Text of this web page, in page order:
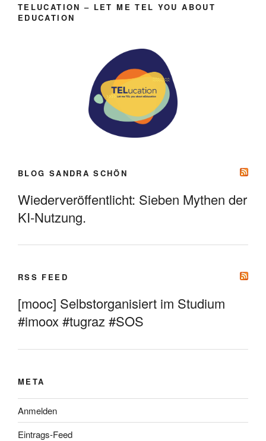
TELUCATION – LET ME TEL YOU ABOUT
EDUCATION
BLOG SANDRA SCHÖN
Wiederveröffentlicht: Sieben Mythen der
KI-Nutzung.
RSS FEED
[mooc] Selbstorganisiert im Studium
#imoox #tugraz #SOS
META
Anmelden
Eintrags-Feed